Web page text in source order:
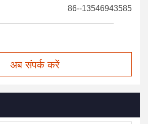
86--13546943585
अब संपर्क करें